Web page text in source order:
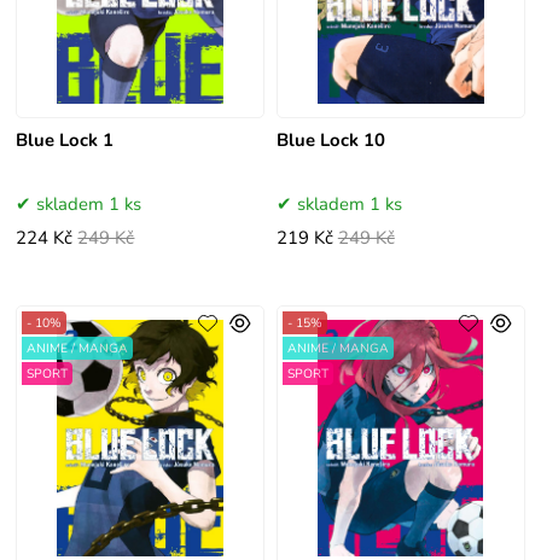
Blue Lock 1
skladem 1 ks
224 Kč 249 Kč
Blue Lock 10
skladem 1 ks
219 Kč 249 Kč
- 10%
ANIME / MANGA
SPORT
- 15%
ANIME / MANGA
SPORT